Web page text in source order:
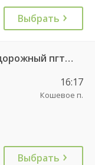
Выбрать
509 Калининград АВ — Железнодорожный пгт. ч/з Правдинск КДП
16:17
Кошевое п.
Выбрать